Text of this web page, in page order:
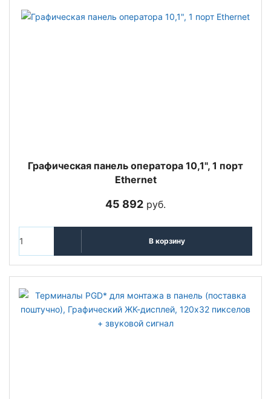
Графическая панель оператора 10,1", 1 порт
Ethernet
45 892 руб.
В корзину